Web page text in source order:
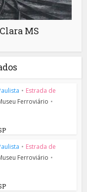
MS
• Estrada de
Ferroviário •
• Estrada de
Ferroviário •